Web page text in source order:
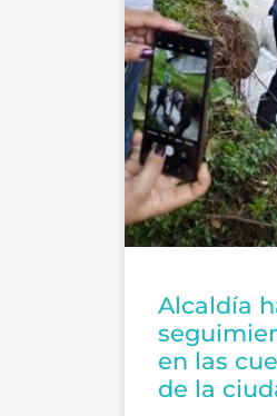
Alcaldía
en las
de la